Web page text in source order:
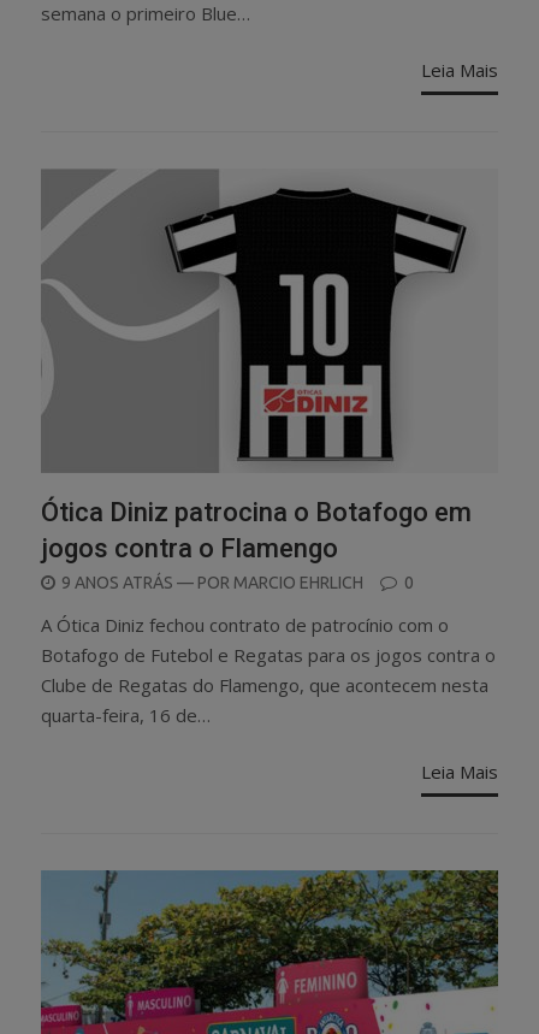
semana o primeiro Blue…
Leia Mais
Ótica Diniz patrocina o Botafogo em
jogos contra o Flamengo
POSTED
ON
9 ANOS ATRÁS — POR MARCIO EHRLICH 0
A Ótica Diniz fechou contrato de patrocínio com o
Botafogo de Futebol e Regatas para os jogos contra o
Clube de Regatas do Flamengo, que acontecem nesta
quarta-feira, 16 de…
Leia Mais